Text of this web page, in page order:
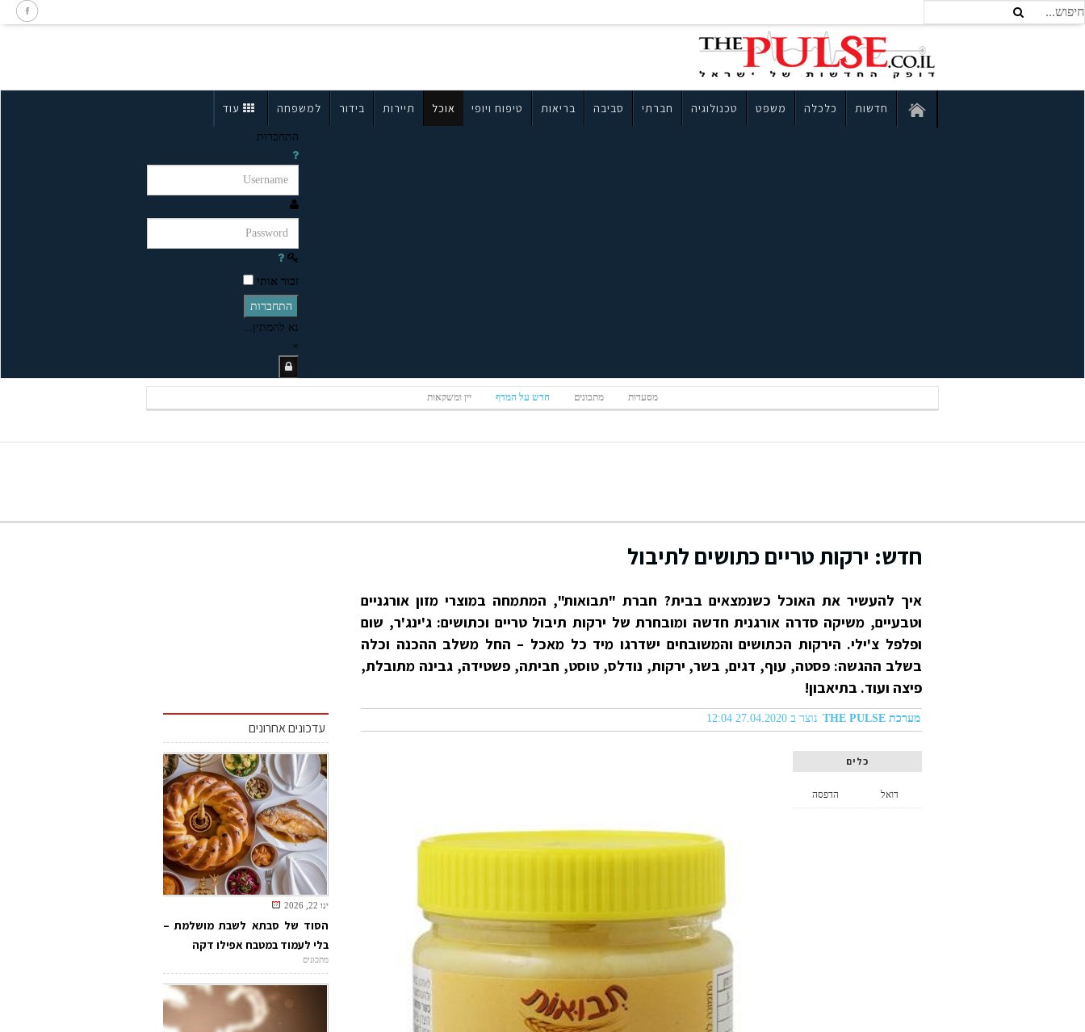
חדשות כלכלה משפט טכנולוגיה חברתי סביבה בריאות טיפוח ויופי אוכל תיירות בידור למשפחה עוד
התחברות
זכור אותי
התחברות
נא להמתין...
×
מסעדות מתכונים חדש על המדף יין ומשקאות
חדש: ירקות טריים כתושים לתיבול
איך להעשיר את האוכל כשנמצאים בבית? חברת "תבואות", המתמחה במוצרי מזון אורגניים
וטבעיים, משיקה סדרה אורגנית חדשה ומובחרת של ירקות תיבול טריים וכתושים: ג'ינג'ר, שום
ופלפל צ'ילי. הירקות הכתושים והמשובחים ישדרגו מיד כל מאכל – החל משלב ההכנה וכלה
בשלב ההגשה: פסטה, עוף, דגים, בשר, ירקות, נודלס, טוסט, חביתה, פשטידה, גבינה מתובלת,
פיצה ועוד. בתיאבון!
מערכת THE PULSE נוצר ב 27.04.2020 12:04
כלים
הדפסה דואל
עדכונים אחרונים
ינו 22, 2026
הסוד של סבתא לשבת מושלמת –
בלי לעמוד במטבח אפילו דקה
מתכונים